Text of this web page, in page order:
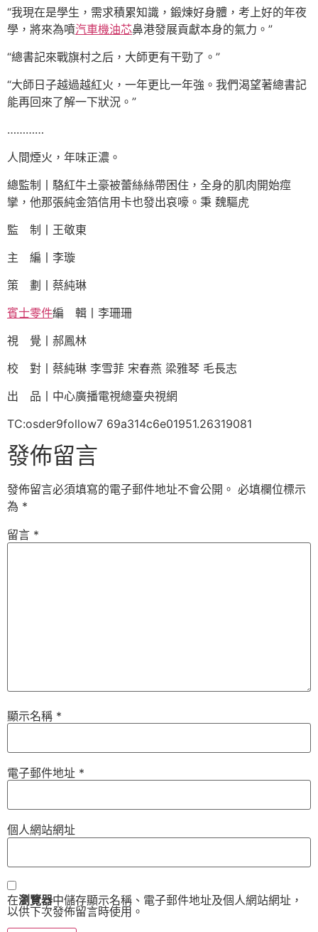
“我現在是學生，需求積累知識，鍛煉好身體，考上好的年夜
學，將來為噴汽車機油芯鼻港發展貢獻本身的氣力。”
“總書記來戰旗村之后，大師更有干勁了。”
“大師日子越過越紅火，一年更比一年強。我們渴望著總書記
能再回來了解一下狀況。”
…………
人間煙火，年味正濃。
總監制丨駱紅牛土豪被蕾絲絲帶困住，全身的肌肉開始痙
攣，他那張純金箔信用卡也發出哀嚎。秉 魏驅虎
監 制丨王敬東
主 編丨李璇
策 劃丨蔡純琳
賓士零件編 輯丨李珊珊
視 覺丨郝鳳林
校 對丨蔡純琳 李雪菲 宋春燕 梁雅琴 毛長志
出 品丨中心廣播電視總臺央視網
TC:osder9follow7 69a314c6e01951.26319081
發佈留言
發佈留言必須填寫的電子郵件地址不會公開。 必填欄位標示
為 *
留言 *
顯示名稱 *
電子郵件地址 *
個人網站網址
在瀏覽器中儲存顯示名稱、電子郵件地址及個人網站網址，
以供下次發佈留言時使用。